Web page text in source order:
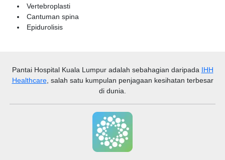
Vertebroplasti
Cantuman spina
Epidurolisis
Pantai Hospital Kuala Lumpuradalah sebahagian daripada IHH
Healthcare, salah satu kumpulan penjagaan kesihatan terbesar
di dunia.